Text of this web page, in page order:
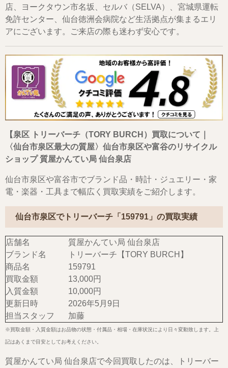
店、ヨークタウン市名坂、セルバ（SELVA）、宮城県運転
免許センター、仙台徳洲会病院など生活拠点が集まるエリ
アにございます。ご来店の際も迷わず安心です。
【泉区 トリーバーチ（TORY BURCH）買取について｜
〈仙台市泉区最大の質屋〉仙台市泉区や富谷のリサイクル
ショップ 質屋かんてい局 仙台泉店
仙台市泉区や富谷市でブランド品・時計・ジュエリー・家
電・楽器・工具まで幅広く買取実績をご紹介します。
仙台市泉区でトリーバーチ「159791」の買取実績
店舗名
質屋かんてい局 仙台泉店
ブランド名
トリーバーチ【TORY BURCH】
商品名
159791
買取金額
13,000円
入質金額
10,000円
更新日時
2026年5月9日
担当スタッフ
加藤
※買取金額・入質金額はお品物の状態・付属品・相場・在庫状況により日々変動致します。上
記はあくまで目安としてお考えください。
質屋かんてい局 仙台泉店で今回買取したのは、トリーバー